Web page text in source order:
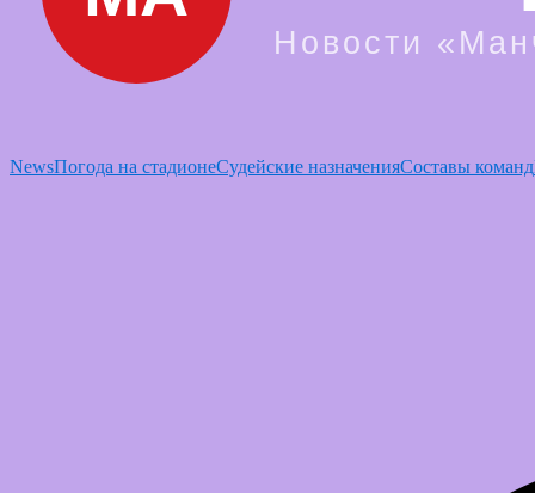
NewsПогода на стадионеСудейские назначенияСоставы команд